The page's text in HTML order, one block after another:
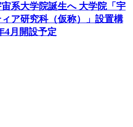
系大学院誕生へ 大学院「宇
ア研究科（仮称）」設置構
4月開設予定